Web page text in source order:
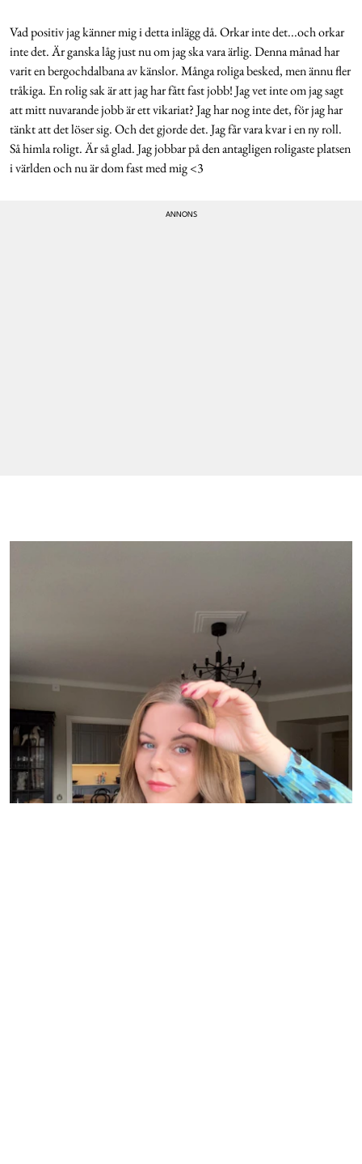
Vad positiv jag känner mig i detta inlägg då. Orkar inte det...och orkar
inte det. Är ganska låg just nu om jag ska vara ärlig. Denna månad har
varit en bergochdalbana av känslor. Många roliga besked, men ännu fler
tråkiga. En rolig sak är att jag har fått fast jobb! Jag vet inte om jag sagt
att mitt nuvarande jobb är ett vikariat? Jag har nog inte det, för jag har
tänkt att det löser sig. Och det gjorde det. Jag får vara kvar i en ny roll.
Så himla roligt. Är så glad. Jag jobbar på den antagligen roligaste platsen
i världen och nu är dom fast med mig <3